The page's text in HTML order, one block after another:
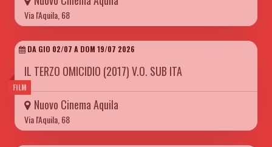
Via l'Aquila, 68
FILM
DA GIO 02/07 A DOM 19/07 2026
IL TERZO OMICIDIO (2017) V.O. SUB ITA
Nuovo Cinema Aquila
Via l'Aquila, 68